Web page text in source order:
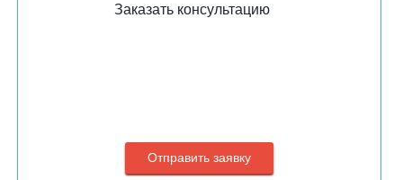
Заказать консультацию